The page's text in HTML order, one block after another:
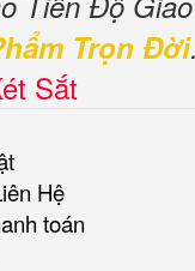
Trọn Đời.
Sắt
Hệ
toán